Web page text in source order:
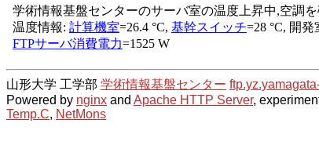
山形大学 工学部 学術情報基盤センター
Powered by nginx and Apache HTTP Server,
Temp.C, NetMons